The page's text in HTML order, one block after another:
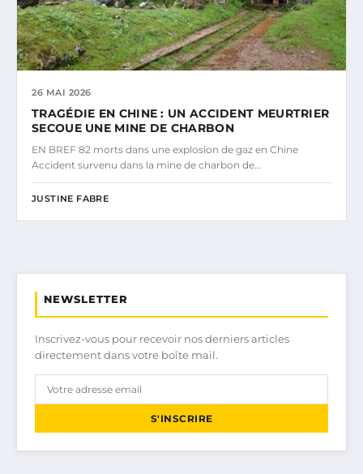
26 MAI 2026
TRAGÉDIE EN CHINE : UN ACCIDENT MEURTRIER
SECOUE UNE MINE DE CHARBON
EN BREF 82 morts dans une explosion de gaz en Chine
Accident survenu dans la mine de charbon de…
JUSTINE FABRE
NEWSLETTER
Inscrivez-vous pour recevoir nos derniers articles
directement dans votre boîte mail.
S'INSCRIRE